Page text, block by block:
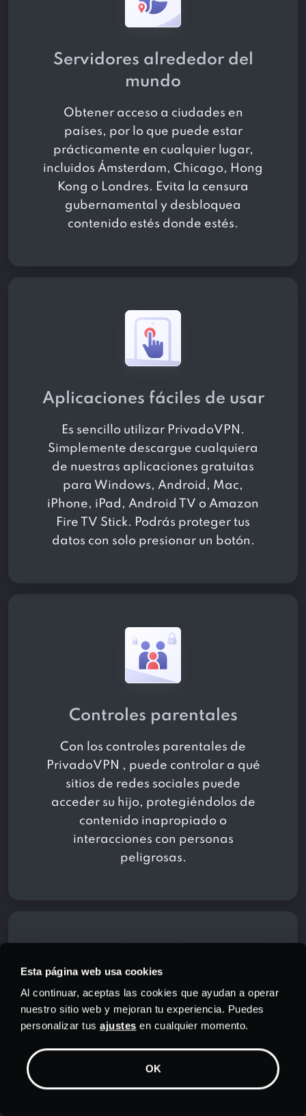
Esta página web usa cookies
Al continuar, aceptas las cookies que ayudan a operar
nuestro sitio web y mejoran tu experiencia. Puedes
personalizar tusajustes en cualquier momento.
OK
Servidores alrededor del
mundo
Obtener acceso a ciudades en
países, por lo que puede estar
prácticamente en cualquier lugar,
incluidos Ámsterdam, Chicago, Hong
Kong o Londres. Evita la censura
gubernamental y desbloquea
contenido estés donde estés.
Aplicaciones fáciles de usar
Es sencillo utilizar PrivadoVPN.
Simplemente descargue cualquiera
de nuestras aplicaciones gratuitas
para Windows, Android, Mac,
iPhone, iPad, Android TV o Amazon
Fire TV Stick. Podrás proteger tus
datos con solo presionar un botón.
Controles parentales
Con los controles parentales de
PrivadoVPN , puede controlar a qué
sitios de redes sociales puede
acceder su hijo, protegiéndolos de
contenido inapropiado o
interacciones con personas
peligrosas.
Atención al cliente 24 horas
al día, 7 días a la semana
Obtenga la mejor atención al cliente